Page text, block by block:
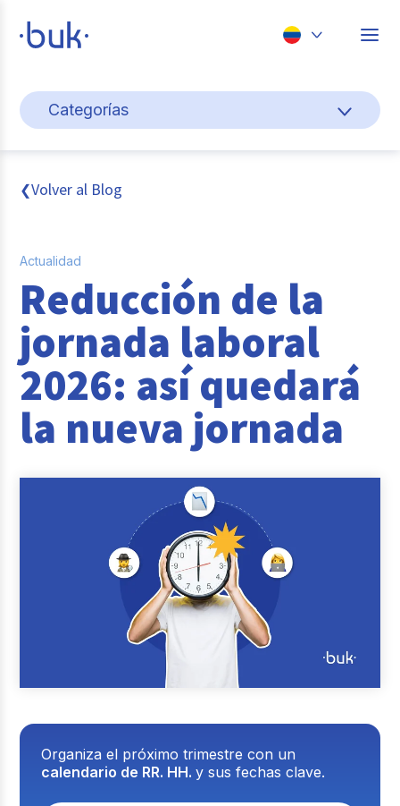
Perú
Categorías
Cultura y bienestar laboral
Gestión de personas
Pago de nómina
Buk
Transformación digital
Tendencias y Data
Reclutamiento y Selección
Columna del Experto
Entrevistas
❮Volver al Blog
Actualidad
Reducción de la
jornada laboral
2026: así quedará
la nueva jornada
Organiza el próximo trimestre con un
calendario de RR. HH.y sus fechas clave.